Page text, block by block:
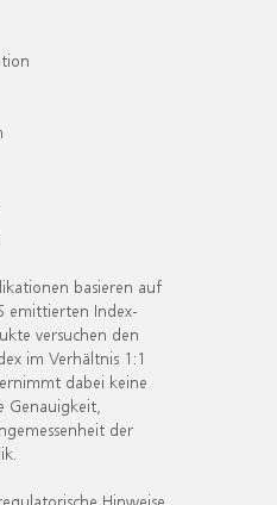
basieren auf
emittierten Index-
versuchen den
im Verhältnis 1:1
dabei keine
Genauigkeit,
der